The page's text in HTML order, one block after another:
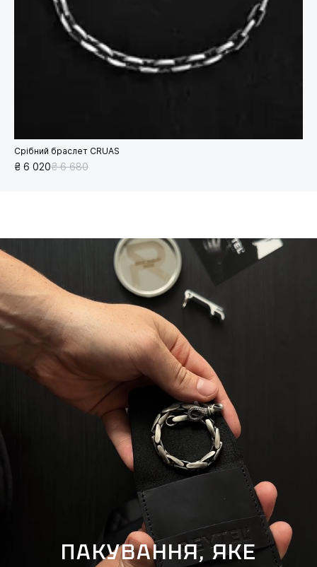
Срібний браслет CRUAS
₴ 6 020₴ 6 680
ПАКУВАННЯ, ЯКЕ